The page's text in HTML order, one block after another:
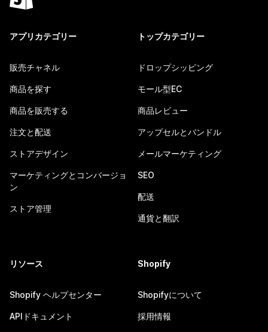
アプリカテゴリー
販売チャネル
商品を探す
商品を販売する
注文と配送
ストアデザイン
マーケティングとコンバージョ
ン
ストア管理
トップカテゴリー
ドロップシッピング
モール型EC
商品レビュー
アップセルとバンドル
メールマーケティング
SEO
配送
通貨と翻訳
リソース
Shopify ヘルプセンター
APIドキュメント
Shopify
Shopifyについて
採用情報